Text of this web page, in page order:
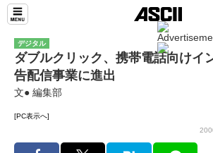
デジタル
ダブルクリック、携帯電話向けイ
告配信事業に進出
文● 編集部
[PC表示へ]